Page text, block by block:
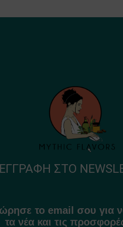
ΕΓΓΡΑΦΉ ΣΤΟ
το email σου για
τα νέα και τις